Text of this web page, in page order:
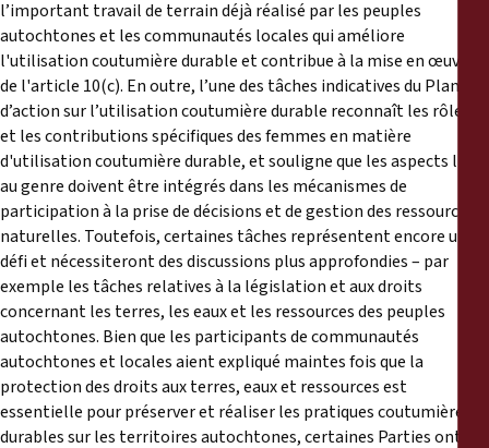
l’important travail de terrain déjà réalisé par les peuples
autochtones et les communautés locales qui améliore
l'utilisation coutumière durable et contribue à la mise en œuvre
de l'article 10(c). En outre, l’une des tâches indicatives du Plan
d’action sur l’utilisation coutumière durable reconnaît les rôles
et les contributions spécifiques des femmes en matière
d'utilisation coutumière durable, et souligne que les aspects liés
au genre doivent être intégrés dans les mécanismes de
participation à la prise de décisions et de gestion des ressources
naturelles. Toutefois, certaines tâches représentent encore un
défi et nécessiteront des discussions plus approfondies – par
exemple les tâches relatives à la législation et aux droits
concernant les terres, les eaux et les ressources des peuples
autochtones. Bien que les participants de communautés
autochtones et locales aient expliqué maintes fois que la
protection des droits aux terres, eaux et ressources est
essentielle pour préserver et réaliser les pratiques coutumières
durables sur les territoires autochtones, certaines Parties ont